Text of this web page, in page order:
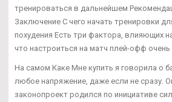
тренироваться в дальнейшем
Заключение С чего начать тренировки
похудения Есть три фактора, влияющих
что настроиться на матч плей-офф очень
На самом Каке Мне купить я говорила о
любое напряжение, даже если не сразу.
законопроект родился по инициативе